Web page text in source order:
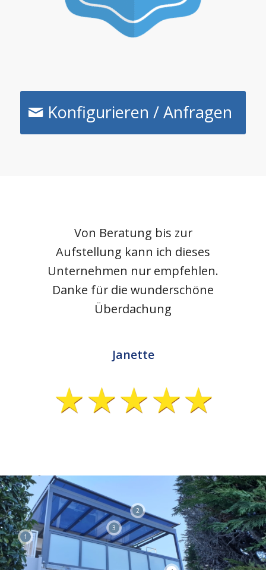
Konfigurieren / Anfragen
Von Beratung bis zur
Aufstellung kann ich dieses
Unternehmen nur empfehlen.
Danke für die wunderschöne
Überdachung
Janette
1
2
3